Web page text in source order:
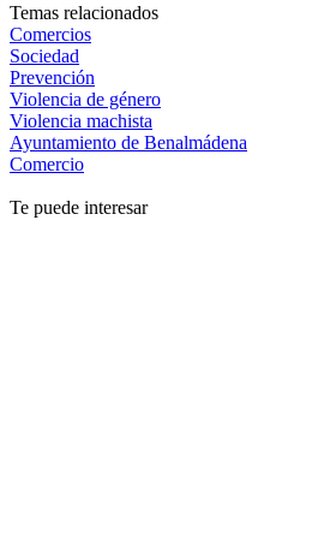
Temas relacionados
Comercios
Sociedad
Prevención
Violencia de género
Violencia machista
Ayuntamiento de Benalmádena
Comercio
Te puede interesar